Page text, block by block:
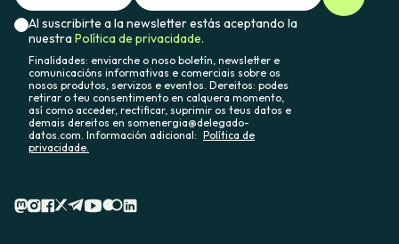
Al suscribirte a la newsletter estás aceptando la
nuestraPolítica de privacidade.
Finalidades: enviarche o noso boletín, newsletter e
comunicacións informativas e comerciais sobre os
nosos produtos, servizos e eventos. Dereitos: podes
retirar o teu consentimento en calquera momento,
así como acceder, rectificar, suprimir os teus datos e
demais dereitos en somenergia@delegado-
datos.com. Información adicional: Política de
privacidade.